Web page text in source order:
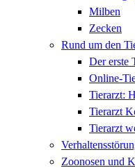
Milben
Zecken
Rund um den
Der erste
Online-
Tierarzt:
Tierarzt
Tierarzt
Zoonosen und